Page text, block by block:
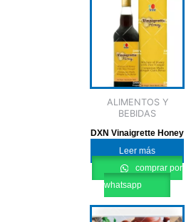
ALIMENTOS Y
BEBIDAS
DXN Vinaigrette Honey
Leer más
comprar por
whatsapp